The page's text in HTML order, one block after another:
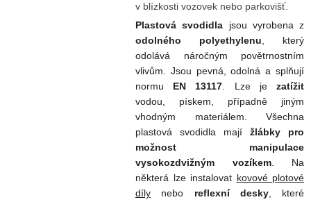
v blízkosti vozovek nebo parkovišť.
Plastová svodidla jsou vyrobena z
odolného polyethylenu , který
odolává náročným povětrnostním
vlivům. Jsou pevná, odolná a splňují
normu EN 13117 . Lze jezatížit
vodou, pískem, případně jiným
vhodným materiálem. Všechna
plastová svodidla mají žlábky pro
možnost manipulace
vysokozdvižným vozíkem. Na
některá lze instalovat kovové plotové
díly nebo reflexní desky, které